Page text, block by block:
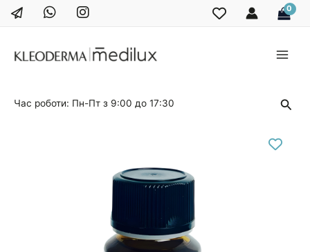
Перейти
Час роботи: Пн-Пт з 9:00 до 17:30